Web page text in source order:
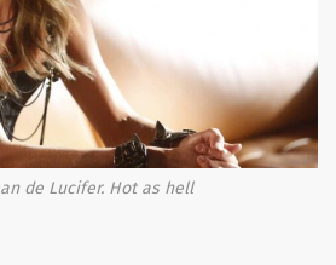
de Lucifer. Hot as hell